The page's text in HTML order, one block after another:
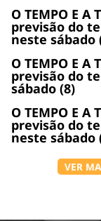
O TEMPO E A
previsão do
neste sábado
O TEMPO E A
previsão do
sábado (8)
O TEMPO E A
previsão do
neste sábado
VER